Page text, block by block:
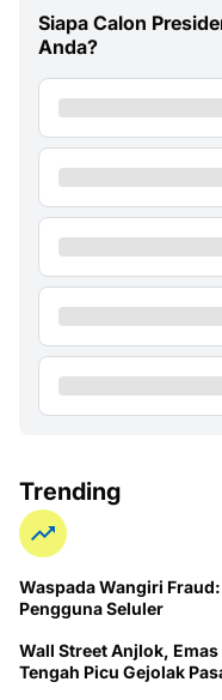
Siapa Calon
Anda?
Trending
Waspada Wangiri
Pengguna Seluler
Wall Street Anjlok,
Tengah Picu Gejolak